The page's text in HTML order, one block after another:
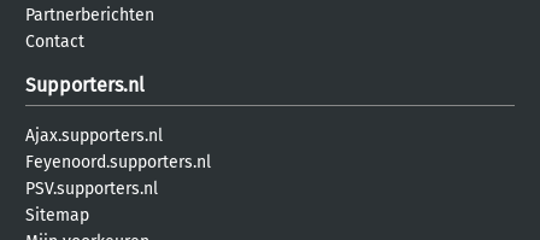
Partnerberichten
Contact
Supporters.nl
Ajax.supporters.nl
Feyenoord.supporters.nl
PSV.supporters.nl
Sitemap